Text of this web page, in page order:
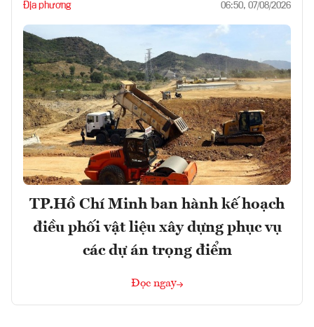
Địa phương 06:50, 07/08/2026
TP.Hồ Chí Minh ban hành kế hoạch
điều phối vật liệu xây dựng phục vụ
các dự án trọng điểm
Đọc ngay